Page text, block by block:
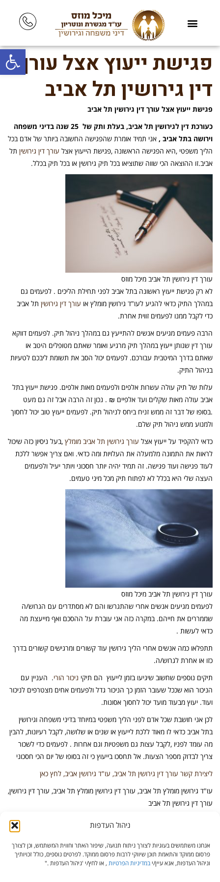
פתח
ניהול העדפות
אנחנו משתמשים בעוגיות לצורך ניתוח תנועה, שיפור האתר וחווית המשתמש, וכן לצורך
פרסום ממוקד והתאמת תוכן שיווקי לרבות פרסום ממוקד. לפרטים נוספים, כולל זכויותיך
וניהול העדפות, אנא עיין/יבמדיניות הפרטיות , או לחץ/י 'ניהול העדפות ."
פגישת ייעוץ אצל עורך
דין גירושין תל אביב
פגישת ייעוץ אצל עורך דין גירושין תל אביב
כעורכת דין לגירושין תל אביב, בעלת ותק של 25 שנה בדיני משפחה
וירושה בתל אביב , אני תמיד אומרת שהפגישה החשובה ביותר של אדם בכל
הליך משפטי ,היא הפגישה הראשונה ,פגישת הייעוץ אצל עורך דין גירושין תל
אביב.זו ההוצאה הכי שווה שתוציאו בכל תיק גירושין או בכל תיק בכלל.
עורך דין גירושין תל אביב מיכל מוזס
לא רק פגישת ייעוץ ראשונה בתל אביב לפני תחילת הליכים . לפעמים גם
במהלך התיק כדאי להגיע לעו"ד גירושין מומלץ או עורך דין גירושין תל אביב
כדי לקבל ממנו לפעמים זווית אחרת.
הרבה פעמים מגיעים אנשים להתייעץ גם במהלך ניהול תיק. לפעמים דווקא
עורך דין שנותן ייעוץ במהלך תיק מרגיע ואומר שאתם מטופלים היטב או
שאתם בדרך המיטבית עבורכם. לפעמים יכול הסב את תשומת ליבכם לטעיות
בניהול התיק.
עלות של תיק עולה עשרות אלפים ולפעמים מאות אלפים. פגישת ייעוץ בתל
אביב עולה מאות שקלים ועד אלפיים ₪ . נכון זה הרבה אבל זה גם מעט
.בסופו של דבר זה ממש זניח ביחס לניהול תיק. לפעמים ייעוץ טוב יכול לחסוך
ולמנוע ממש ניהול תיק שלם.
כדאי להקפיד על ייעוץ אצל עורך גירושין תל אביב מומלץ ,בעל ניסיון כזה שיכול
לראות את התמונה מלמעלה את העלויות ומה כדאי. ואם צריך אפשר ללכת
לעוד פגישה ועוד פגישה. זה תמיד יהיה יותר חסכוני ויותר יעיל ולפעמים
העצה שלי היא בכלל לא לפתוח תיק מכל מיני טעמים.
עורך דין גירושין תל אביב מיכל מוזס
לפעמים מגיעים אנשים אחרי שהתגרשו והם לא מסתדרים עם הגרוש/ה
שממררים את חייהם. במקרה כזה אני עוברת על ההסכם ואף מייעצת מה
כדאי לעשות .
תתפלאו כמה אנשים אחרי הליך גירושין עוד קשורים ומרגישים קשורים בדרך
כזו או אחרת לגרוש/ה.
תיקים נוספים שחשוב שיגיעו בזמן לייעוץ הם תיקי ניכור הורי. העניין עם
הניכור הוא שככל שעובר הזמן כך הניכור גדל ולפעמים אחים מצטרפים לניכור
ועוד. יעוץ מבעוד מועד יכול לחסוך אסונות.
לכן אני חושבת שכל אדם לפני הליך משפטי במיוחד בדיני משפחה וגירושין
בתל אביב כדאי לו מאוד ללכת לייעוץ או שנים או שלושה, לקבל רעיונות, להבין
מה עומד לפניו ,לקבל עצות גם משפטיות וגם אחרות . לפעמים כדי לשכור
צריך לבדוק מספר הצעות. אל תחסכו בייעוץ כי זה בסופו של יום הכי חסכוני
ליצירת קשר עורך דין גירושין תל אביב, עו"ד גירושין אביב, לחץ כאן
עו"ד גירושין מומלץ תל אביב, עורך דין גירושין מומלץ תל אביב, עורך דין גירושין,
עורך דין גירושין תל אביב
הצהרת נגישות